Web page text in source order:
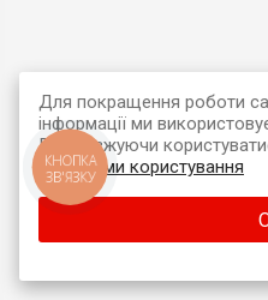
Для покращення роботи
інформації ми
Продовжуючи
зумовами користування
КНОПКА
ЗВ'ЯЗКУ